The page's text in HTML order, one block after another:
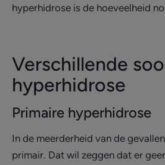
hyperhidrose is de hoeveelheid
Verschillende
hyperhidrose
Primaire hyperhidrose
In de meerderheid van de
primair. Dat wil zeggen dat er